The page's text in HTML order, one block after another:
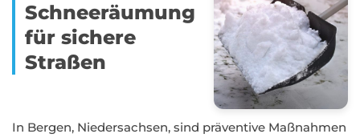
Schneeräumung
für sichere
Straßen
In Bergen, Niedersachsen, sind präventive Maßnahmen